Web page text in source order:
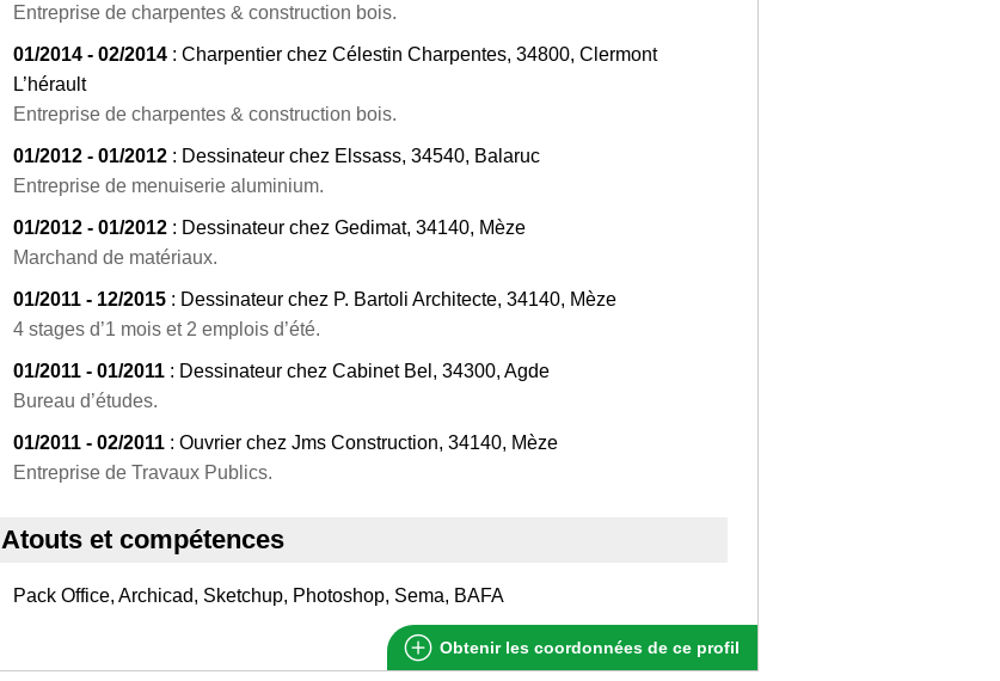
Entreprise de charpentes & construction bois.
01/2014 - 02/2014 : Charpentier chez Célestin Charpentes, 34800, Clermont
L’hérault
Entreprise de charpentes & construction bois.
01/2012 - 01/2012 : Dessinateur chez Elssass, 34540, Balaruc
Entreprise de menuiserie aluminium.
01/2012 - 01/2012 : Dessinateur chez Gedimat, 34140, Mèze
Marchand de matériaux.
01/2011 - 12/2015 : Dessinateur chez P. Bartoli Architecte, 34140, Mèze
4 stages d’1 mois et 2 emplois d’été.
01/2011 - 01/2011 : Dessinateur chez Cabinet Bel, 34300, Agde
Bureau d’études.
01/2011 - 02/2011 : Ouvrier chez Jms Construction, 34140, Mèze
Entreprise de Travaux Publics.
Atouts et compétences
Pack Office, Archicad, Sketchup, Photoshop, Sema, BAFA
Obtenir les coordonnées de ce profil